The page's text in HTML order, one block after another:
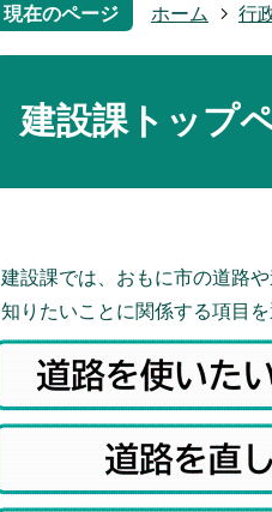
現在のページ ホーム 行
建設課トップ
建設課では、おもに市の道路
知りたいことに関係する項目を